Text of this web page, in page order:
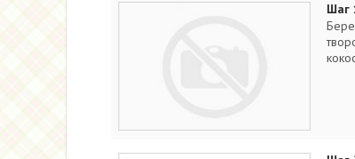
Шаг